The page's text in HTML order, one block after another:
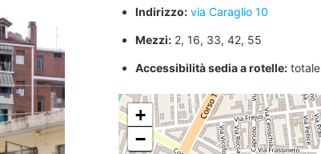
Indirizzo: via Caraglio 10
Mezzi:2, 16, 33, 42, 55
Accessibilità sedia a rotelle:totale
+
−